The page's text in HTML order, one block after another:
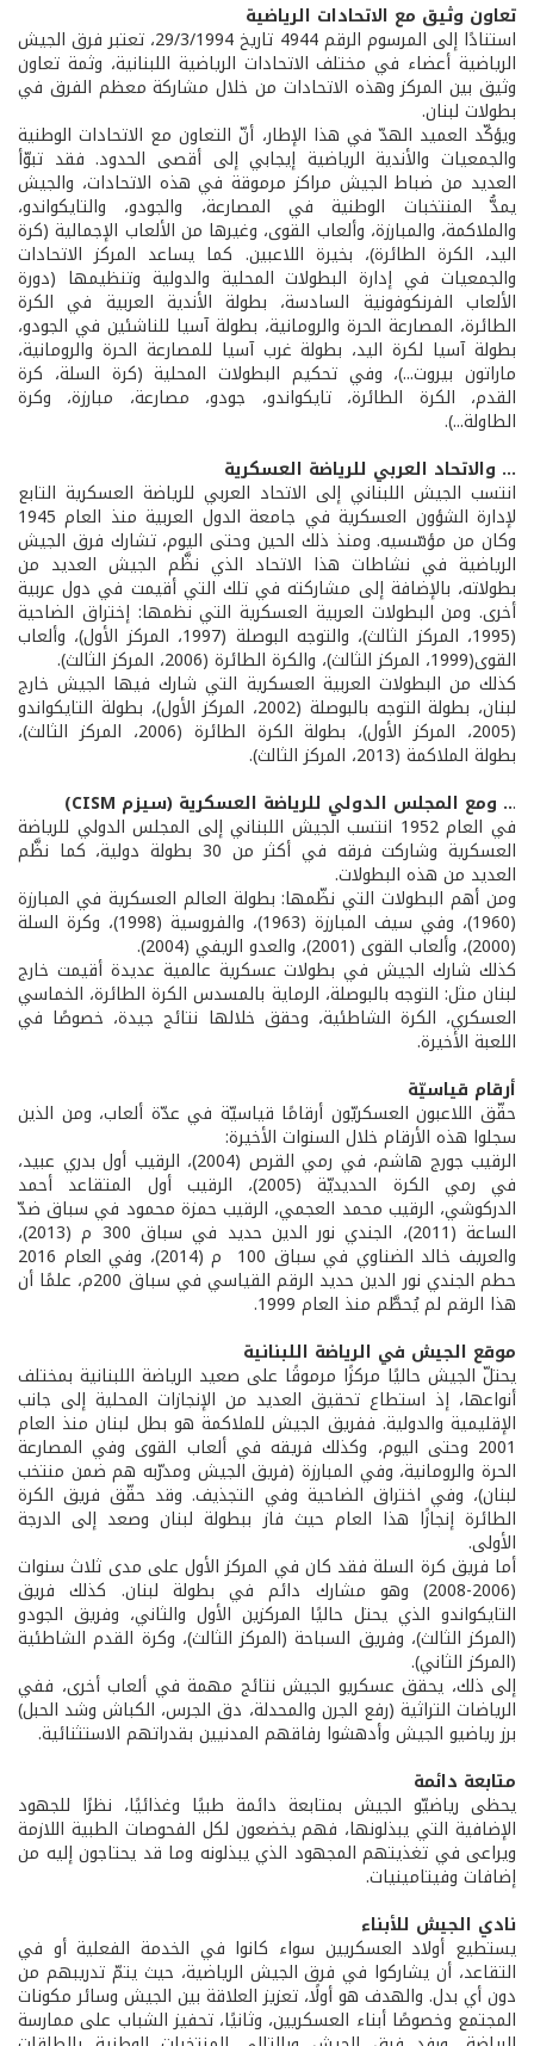
تعاون وثيق مع الاتحادات الرياضية
استنادًا إلى المرسوم الرقم 4944 تاريخ 29/3/1994، تعتبر فرق الجيش
الرياضية أعضاء في مختلف الاتحادات الرياضية اللبنانية، وثمة تعاون
وثيق بين المركز وهذه الاتحادات من خلال مشاركة معظم الفرق في
بطولات لبنان.
ويؤكّد العميد الهدّ في هذا الإطار، أنّ التعاون مع الاتحادات الوطنية
والجمعيات والأندية الرياضية إيجابي إلى أقصى الحدود. فقد تبوّأ
العديد من ضباط الجيش مراكز مرموقة في هذه الاتحادات، والجيش
يمدُّ المنتخبات الوطنية في المصارعة، والجودو، والتايكواندو،
والملاكمة، والمبارزة، وألعاب القوى، وغيرها من الألعاب الإجمالية (كرة
اليد، الكرة الطائرة)، بخيرة اللاعبين. كما يساعد المركز الاتحادات
والجمعيات في إدارة البطولات المحلية والدولية وتنظيمها (دورة
الألعاب الفرنكوفونية السادسة، بطولة الأندية العربية في الكرة
الطائرة، المصارعة الحرة والرومانية، بطولة آسيا للناشئين في الجودو،
بطولة آسيا لكرة اليد، بطولة غرب آسيا للمصارعة الحرة والرومانية،
ماراتون بيروت...)، وفي تحكيم البطولات المحلية (كرة السلة، كرة
القدم، الكرة الطائرة، تايكواندو، جودو، مصارعة، مبارزة، وكرة
الطاولة...).
... والاتحاد العربي للرياضة العسكرية
انتسب الجيش اللبناني إلى الاتحاد العربي للرياضة العسكرية التابع
لإدارة الشؤون العسكرية في جامعة الدول العربية منذ العام 1945
وكان من مؤسّسيه. ومنذ ذلك الحين وحتى اليوم، تشارك فرق الجيش
الرياضية في نشاطات هذا الاتحاد الذي نظَّم الجيش العديد من
بطولاته، بالإضافة إلى مشاركته في تلك التي أقيمت في دول عربية
أخرى. ومن البطولات العربية العسكرية التي نظمها: إختراق الضاحية
(1995، المركز الثالث)، والتوجه البوصلة (1997، المركز الأول)، وألعاب
القوى(1999، المركز الثالث)، والكرة الطائرة (2006، المركز الثالث).
كذلك من البطولات العربية العسكرية التي شارك فيها الجيش خارج
لبنان، بطولة التوجه بالبوصلة (2002، المركز الأول)، بطولة التايكواندو
(2005، المركز الأول)، بطولة الكرة الطائرة (2006، المركز الثالث)،
بطولة الملاكمة (2013، المركز الثالث).
... ومع المجلس الدولي للرياضة العسكرية (سيزم CISM)
في العام 1952 انتسب الجيش اللبناني إلى المجلس الدولي للرياضة
العسكرية وشاركت فرقه في أكثر من 30 بطولة دولية، كما نظَّم
العديد من هذه البطولات.
ومن أهم البطولات التي نظّمها: بطولة العالم العسكرية في المبارزة
(1960)، وفي سيف المبارزة (1963)، والفروسية (1998)، وكرة السلة
(2000)، وألعاب القوى (2001)، والعدو الريفي (2004).
كذلك شارك الجيش في بطولات عسكرية عالمية عديدة أقيمت خارج
لبنان مثل: التوجه بالبوصلة، الرماية بالمسدس الكرة الطائرة، الخماسي
العسكري، الكرة الشاطئية، وحقق خلالها نتائج جيدة، خصوصًا في
اللعبة الأخيرة.
أرقام قياسيّة
حقّق اللاعبون العسكريّون أرقامًا قياسيّة في عدّة ألعاب، ومن الذين
سجلوا هذه الأرقام خلال السنوات الأخيرة:
الرقيب جورج هاشم، في رمي القرص (2004)، الرقيب أول بدري عبيد،
في رمي الكرة الحديديّة (2005)، الرقيب أول المتقاعد أحمد
الدركوشي، الرقيب محمد العجمي، الرقيب حمزة محمود في سباق ضدّ
الساعة (2011)، الجندي نور الدين حديد في سباق 300 م (2013)،
والعريف خالد الضناوي في سباق 100 م (2014)، وفي العام 2016
حطم الجندي نور الدين حديد الرقم القياسي في سباق 200م، علمًا أن
هذا الرقم لم يُحطَّم منذ العام 1999.
موقع الجيش في الرياضة اللبنانية
يحتلّ الجيش حاليًا مركزًا مرموقًا على صعيد الرياضة اللبنانية بمختلف
أنواعها، إذ استطاع تحقيق العديد من الإنجازات المحلية إلى جانب
الإقليمية والدولية. ففريق الجيش للملاكمة هو بطل لبنان منذ العام
2001 وحتى اليوم، وكذلك فريقه في ألعاب القوى وفي المصارعة
الحرة والرومانية، وفي المبارزة (فريق الجيش ومدرّبه هم ضمن منتخب
لبنان)، وفي اختراق الضاحية وفي التجذيف. وقد حقّق فريق الكرة
الطائرة إنجازًا هذا العام حيث فاز ببطولة لبنان وصعد إلى الدرجة
الأولى.
أما فريق كرة السلة فقد كان في المركز الأول على مدى ثلاث سنوات
(2006-2008) وهو مشارك دائم في بطولة لبنان. كذلك فريق
التايكواندو الذي يحتل حاليًا المركزين الأول والثاني، وفريق الجودو
(المركز الثالث)، وفريق السباحة (المركز الثالث)، وكرة القدم الشاطئية
(المركز الثاني).
إلى ذلك، يحقق عسكريو الجيش نتائج مهمة في ألعاب أخرى، ففي
الرياضات التراثية (رفع الجرن والمحدلة، دق الجرس، الكباش وشد الحبل)
برز رياضيو الجيش وأدهشوا رفاقهم المدنيين بقدراتهم الاستثنائية.
متابعة دائمة
يحظى رياضيّو الجيش بمتابعة دائمة طبيًا وغذائيًا، نظرًا للجهود
الإضافية التي يبذلونها، فهم يخضعون لكل الفحوصات الطبية اللازمة
ويراعى في تغذيتهم المجهود الذي يبذلونه وما قد يحتاجون إليه من
إضافات وفيتامينيات.
نادي الجيش للأبناء
يستطيع أولاد العسكريين سواء كانوا في الخدمة الفعلية أو في
التقاعد، أن يشاركوا في فرق الجيش الرياضية، حيث يتمّ تدريبهم من
دون أي بدل. والهدف هو أولًا، تعزيز العلاقة بين الجيش وسائر مكونات
المجتمع وخصوصًا أبناء العسكريين، وثانيًا، تحفيز الشباب على ممارسة